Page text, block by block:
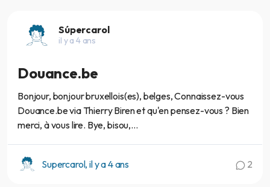
Súpercarol
il y a 4 ans
Douance.be
Bonjour, bonjour bruxellois(es), belges, Connaissez-vous
Douance.be via Thierry Biren et qu'en pensez-vous ? Bien
merci, à vous lire. Bye, bisou,...
Supercarol, il y a 4 ans 2